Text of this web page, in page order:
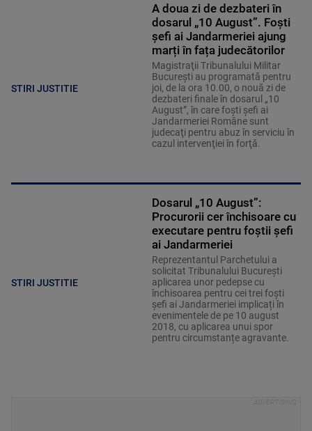
STIRI JUSTITIE
A doua zi de dezbateri în
dosarul „10 August”. Foști
șefi ai Jandarmeriei ajung
marți în fața judecătorilor
Magistraţii Tribunalului Militar
Bucureşti au programată pentru
joi, de la ora 10.00, o nouă zi de
dezbateri finale în dosarul „10
August”, în care foşti şefi ai
Jandarmeriei Române sunt
judecaţi pentru abuz în serviciu în
cazul intervenţiei în forţă.
STIRI JUSTITIE
Dosarul „10 August”:
Procurorii cer închisoare cu
executare pentru foștii șefi
ai Jandarmeriei
Reprezentantul Parchetului a
solicitat Tribunalului București
aplicarea unor pedepse cu
închisoarea pentru cei trei foști
șefi ai Jandarmeriei implicați în
evenimentele de pe 10 august
2018, cu aplicarea unui spor
pentru circumstanțe agravante.